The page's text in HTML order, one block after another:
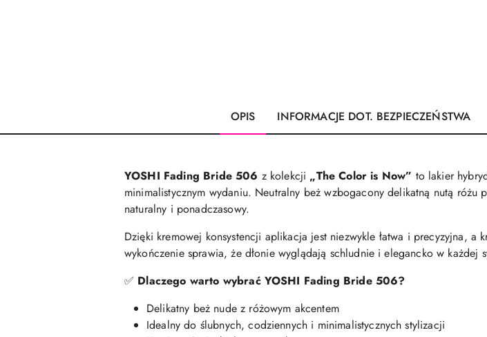
OPIS INFORMACJE DOT. BEZPIECZEŃSTWA
YOSHI Fading Bride 506 z kolekcji „The Color is Now” to lakier
minimalistycznym wydaniu. Neutralny beż wzbogacony delikatną nutą
naturalny i ponadczasowy.
Dzięki kremowej konsystencji aplikacja jest niezwykle łatwa i precyzyjna,
wykończenie sprawia, że dłonie wyglądają schludnie i elegancko w
✅ Dlaczego warto wybrać YOSHI Fading Bride 506?
Delikatny beż nude z różowym akcentem
Idealny do ślubnych, codziennych i minimalistycznych stylizacji